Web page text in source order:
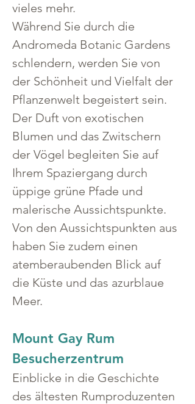
vieles mehr.
Während Sie durch die
Andromeda Botanic Gardens
schlendern, werden Sie von
der Schönheit und Vielfalt der
Pflanzenwelt begeistert sein.
Der Duft von exotischen
Blumen und das Zwitschern
der Vögel begleiten Sie auf
Ihrem Spaziergang durch
üppige grüne Pfade und
malerische Aussichtspunkte.
Von den Aussichtspunkten aus
haben Sie zudem einen
atemberaubenden Blick auf
die Küste und das azurblaue
Meer.
Mount Gay Rum
Besucherzentrum
Einblicke in die Geschichte
des ältesten Rumproduzenten